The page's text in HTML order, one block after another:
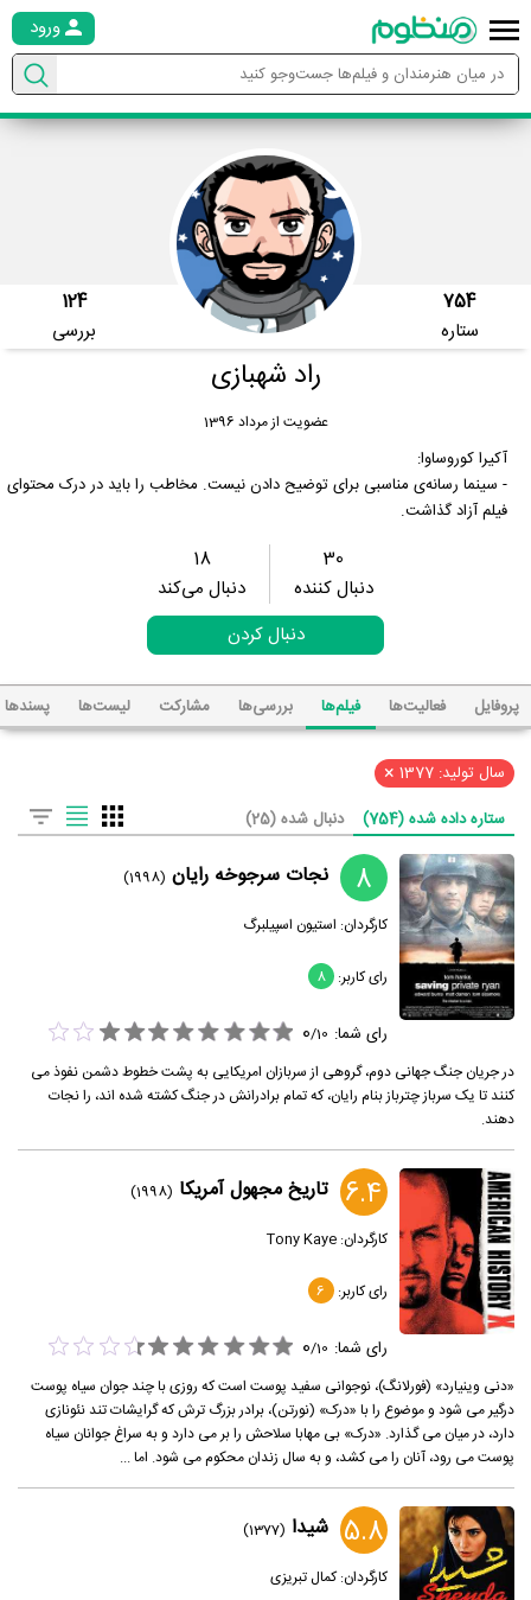
ورود
754
ستاره
124
بررسی
راد شهبازی
عضویت از مرداد 1396
آکیرا کوروساوا:
- سینما رسانه‌ی مناسبی برای توضیح دادن نیست. مخاطب را باید در درک محتوای
فیلم آزاد گذاشت.
30
دنبال کننده
18
دنبال می‌کند
دنبال کردن
پروفایل فعالیت‌ها فیلم‌ها بررسی‌ها مشارکت لیست‌ها پسند‌ها
سال تولید: 1377 ×
ستاره داده شده (754) دنبال شده (25)
8 نجات سرجوخه رایان (1998)
کارگردان: استیون اسپیلبرگ
رای کاربر: 8
رای شما: 0/10
در جریان جنگ جهانی دوم، گروهی از سربازان امریکایی به پشت خطوط دشمن نفوذ می
کنند تا یک سرباز چترباز بنام رایان، که تمام برادرانش در جنگ کشته شده اند، را نجات
دهند.
6.4 تاریخ مجهول آمریکا (1998)
کارگردان:Tony Kaye
رای کاربر: 6
رای شما: 0/10
«دنی وینیارد» (فورلانگ)، نوجوانی سفید پوست است که روزی با چند جوان سیاه پوست
درگیر می شود و موضوع را با «درک» (نورتن)، برادر بزرگ ترش که گرایشات تند نئونازی
دارد، در میان می گذارد. «درک» بی مهابا سلاحش را بر می دارد و به سراغ جوانان سیاه
پوست می رود، آنان را می کشد، و به سال زندان محکوم می شود. اما ...
5.8 شیدا (1377)
کارگردان:کمال تبریزی